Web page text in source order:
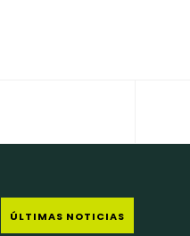
ÚLTIMAS NOTICIAS